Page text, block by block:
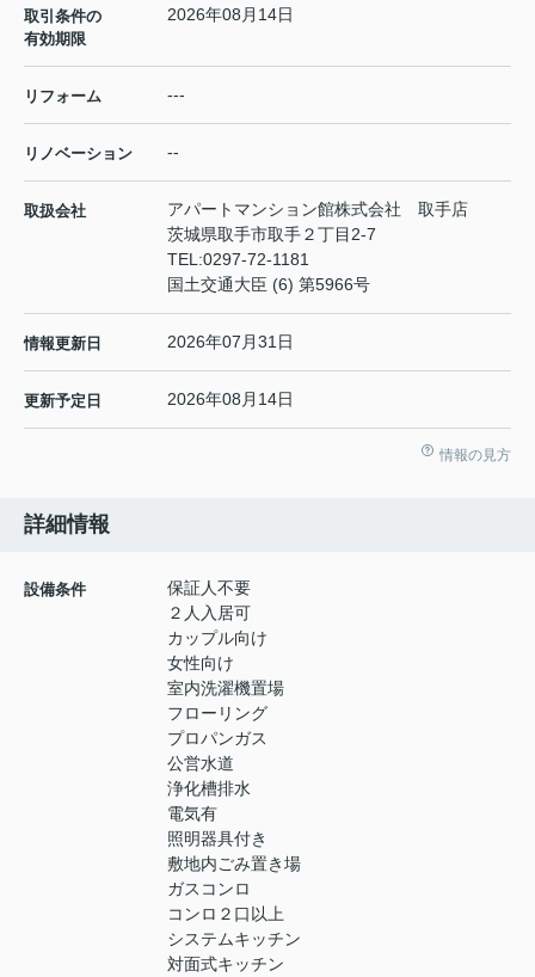
取引条件の
有効期限
2026年08月14日
リフォーム ---
リノベーション --
取扱会社
アパートマンション館株式会社 取手店
茨城県取手市取手２丁目2-7
TEL:0297-72-1181
国土交通大臣 (6) 第5966号
情報更新日 2026年07月31日
更新予定日 2026年08月14日
情報の見方
詳細情報
設備条件
保証人不要
２人入居可
カップル向け
女性向け
室内洗濯機置場
フローリング
プロパンガス
公営水道
浄化槽排水
電気有
照明器具付き
敷地内ごみ置き場
ガスコンロ
コンロ２口以上
システムキッチン
対面式キッチン